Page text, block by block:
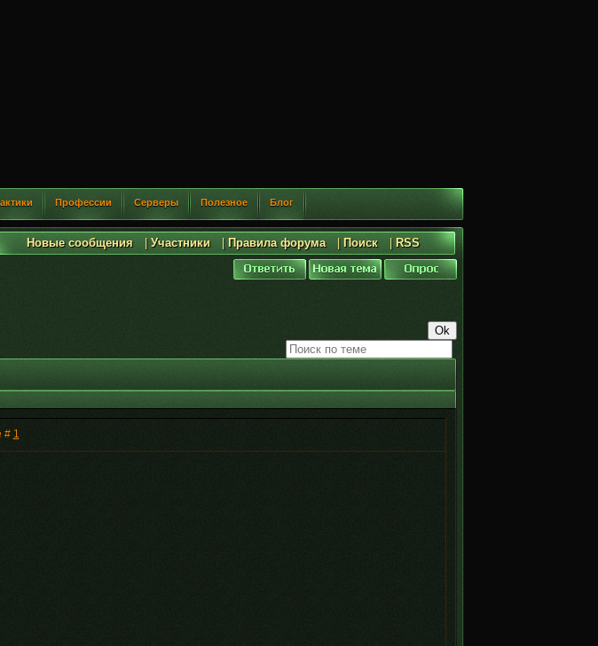
Профессии Серверы Полезное Блог
Новые сообщения| Участники| Правила форума| Поиск| RSS
# 1